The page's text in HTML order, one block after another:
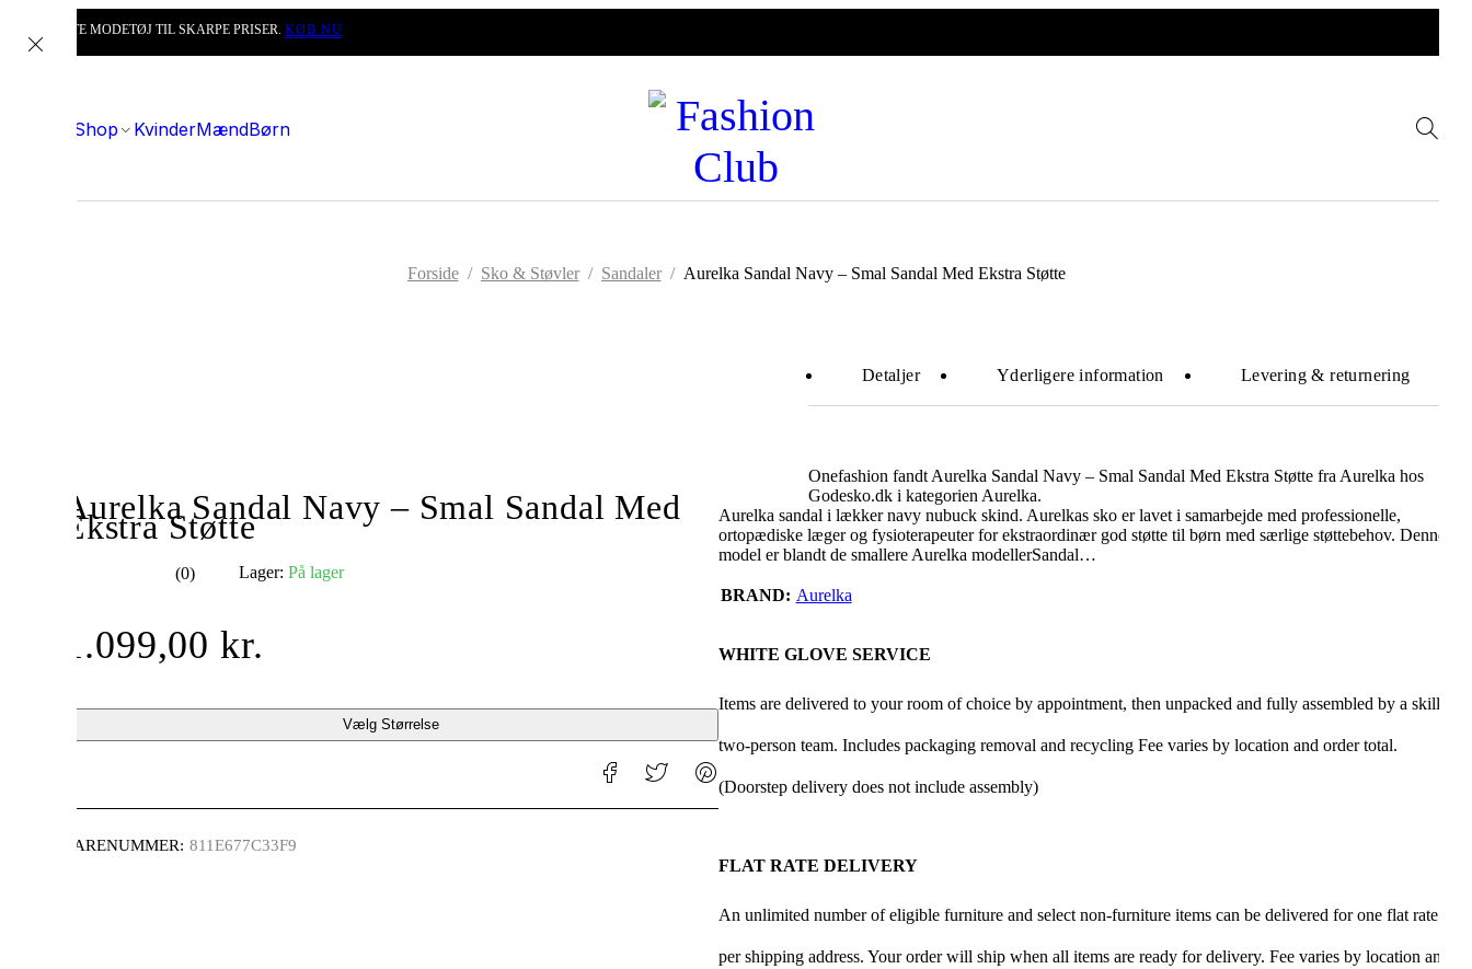
DET BEDSTE MODETØJ TIL SKARPE PRISER. KØB NU
Shop KvinderMændBørn
Forside / Sko & Støvler / Sandaler / Aurelka Sandal Navy – Smal Sandal Med Ekstra Støtte
Aurelka Sandal Navy – Smal Sandal Med
Ekstra Støtte
(0) Lager: På lager
1.099,00kr.
Vælg Størrelse
VARENUMMER: 811E677C33F9
Detaljer Yderligere information Levering & returnering
Onefashion fandt Aurelka Sandal Navy – Smal Sandal Med Ekstra Støtte fra Aurelka hos
Godesko.dk i kategorien Aurelka.
Aurelka sandal i lækker navy nubuck skind. Aurelkas sko er lavet i samarbejde med professionelle,
ortopædiske læger og fysioterapeuter for ekstraordinær god støtte til børn med særlige støttebehov. Denne
model er blandt de smallere Aurelka modellerSandal…
BRAND Aurelka
WHITE GLOVE SERVICE
Items are delivered to your room of choice by appointment, then unpacked and fully assembled by a skilled
two-person team. Includes packaging removal and recycling Fee varies by location and order total.
(Doorstep delivery does not include assembly)
FLAT RATE DELIVERY
An unlimited number of eligible furniture and select non-furniture items can be delivered for one flat rate
per shipping address. Your order will ship when all items are ready for delivery. Fee varies by location and